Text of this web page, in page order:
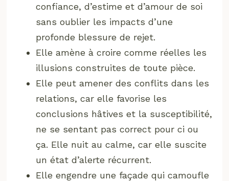
confiance, d’estime et d’amour de soi
sans oublier les impacts d’une
profonde blessure de rejet.
Elle amène à croire comme réelles les
illusions construites de toute pièce.
Elle peut amener des conflits dans les
relations, car elle favorise les
conclusions hâtives et la susceptibilité,
ne se sentant pas correct pour ci ou
ça. Elle nuit au calme, car elle suscite
un état d’alerte récurrent.
Elle engendre une façade qui camoufle